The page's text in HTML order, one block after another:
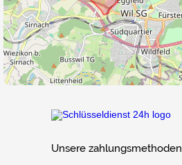
Unsere zahlungsmethoden